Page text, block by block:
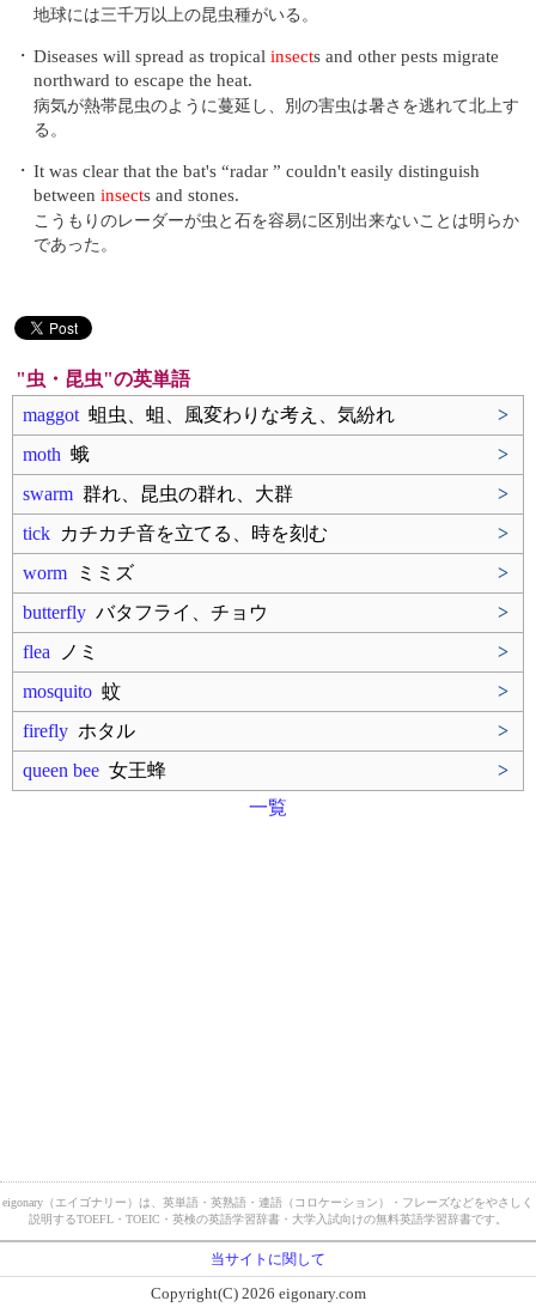
地球には三千万以上の昆虫種がいる。
・ Diseases will spread as tropical insects and other pests migrate
northward to escape the heat.
病気が熱帯昆虫のように蔓延し、別の害虫は暑さを逃れて北上す
る。
・ It was clear that the bat's “radar ” couldn't easily distinguish
between insects and stones.
こうもりのレーダーが虫と石を容易に区別出来ないことは明らか
であった。
"虫・昆虫"の英単語
maggot 蛆虫、蛆、風変わりな考え、気紛れ
>
moth 蛾
>
swarm 群れ、昆虫の群れ、大群
>
tick カチカチ音を立てる、時を刻む
>
worm ミミズ
>
butterfly バタフライ、チョウ
>
flea ノミ
>
mosquito 蚊
>
firefly ホタル
>
queen bee 女王蜂
>
一覧
eigonary（エイゴナリー）は、英単語・英熟語・連語（コロケーション）・フレーズなどをやさしく
説明するTOEFL・TOEIC・英検の英語学習辞書・大学入試向けの無料英語学習辞書です。
当サイトに関して
Copyright(C) 2026 eigonary.com